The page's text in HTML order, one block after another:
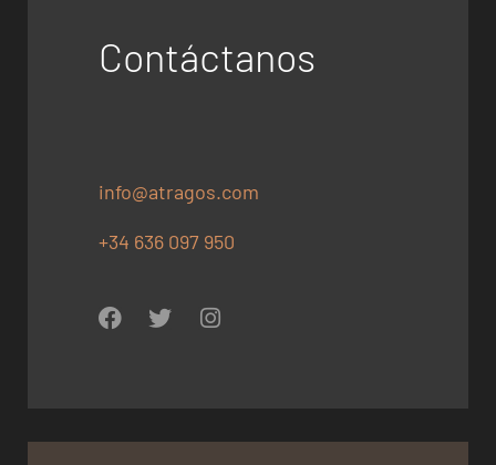
Contáctanos
info@atragos.com
+34 636 097 950